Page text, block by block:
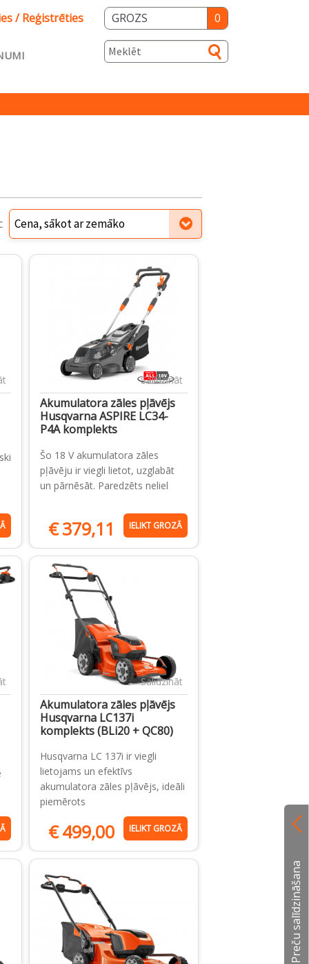
Preču salīdzināšana
/ Reģistrēties GROZS 0
Salīdzināt
Akumulatora zāles pļāvējs
Husqvarna ASPIRE LC34-
P4A komplekts
Šo 18 V akumulatora zāles
pļāvēju ir viegli lietot, uzglabāt
un pārnēsāt. Paredzēts neliel
€379,11 IELIKT GROZĀ
Salīdzināt
Akumulatora zāles pļāvējs
Husqvarna LC137i
komplekts (BLi20 + QC80)
Husqvarna LC 137i ir viegli
lietojams un efektīvs
akumulatora zāles pļāvējs, ideāli
piemērots
€499,00 IELIKT GROZĀ